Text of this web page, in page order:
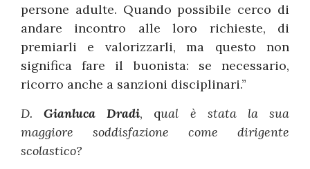
persone adulte. Quando possibile cerco di
andare incontro alle loro richieste, di
premiarli e valorizzarli, ma questo non
significa fare il buonista: se necessario,
ricorro anche a sanzioni disciplinari.”
D.Gianluca Dradi, qual è stata la sua
maggiore soddisfazione come dirigente
scolastico?